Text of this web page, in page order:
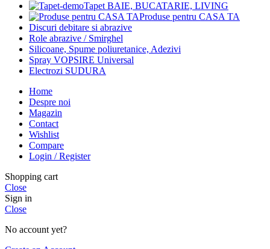
Tapet BAIE, BUCATARIE, LIVING
Produse pentru CASA TA
Discuri debitare si abrazive
Role abrazive / Smirghel
Silicoane, Spume poliuretanice, Adezivi
Spray VOPSIRE Universal
Electrozi SUDURA
Home
Despre noi
Magazin
Contact
Wishlist
Compare
Login / Register
Shopping cart
Close
Sign in
Close
No account yet?